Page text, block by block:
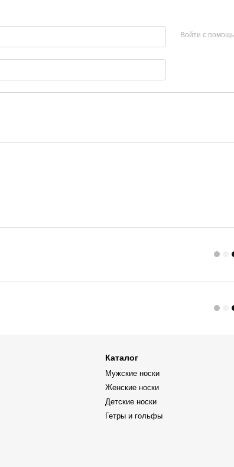
Войти с
Каталог
Мужские носки
Женские носки
Детские носки
Гетры и гольфы